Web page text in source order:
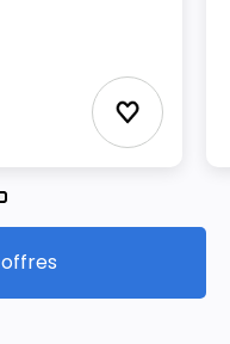
Ajouter
nos offres